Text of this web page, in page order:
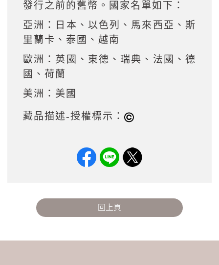
發行之前的舊幣。國家名單如下：
亞洲：日本、以色列、馬來西亞、斯
里蘭卡、泰國、越南
歐洲：英國、東德、瑞典、法國、德
國、荷蘭
美洲：美國
藏品描述-授權標示：
回上頁